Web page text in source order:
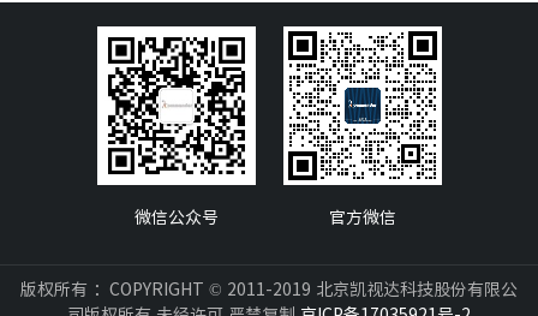
微信公众号 官方微信
版权所有 ：COPYRIGHT © 2011-2019 北京凯视达科技股份有限公